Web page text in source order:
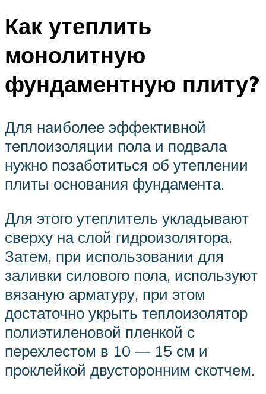
Как утеплить
монолитную
фундаментную плиту?
Для наиболее эффективной
теплоизоляции пола и подвала
нужно позаботиться об утеплении
плиты основания фундамента.
Для этого утеплитель укладывают
сверху на слой гидроизолятора.
Затем, при использовании для
заливки силового пола, используют
вязаную арматуру, при этом
достаточно укрыть теплоизолятор
полиэтиленовой пленкой с
перехлестом в 10 — 15 см и
проклейкой двусторонним скотчем.